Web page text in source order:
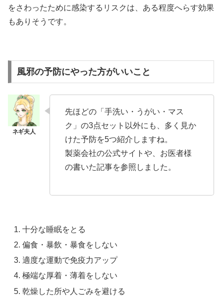
をさわったために感染するリスクは、ある程度へらす効果
もありそうです。
風邪の予防にやった方がいいこと
先ほどの「手洗い・うがい・マス
ク」の3点セット以外にも、多く見か
けた予防を5つ紹介しますね。
製薬会社の公式サイトや、お医者様
の書いた記事を参照しました。
十分な睡眠をとる
偏食・暴飲・暴食をしない
適度な運動で免疫力アップ
極端な厚着・薄着をしない
乾燥した所や人ごみを避ける